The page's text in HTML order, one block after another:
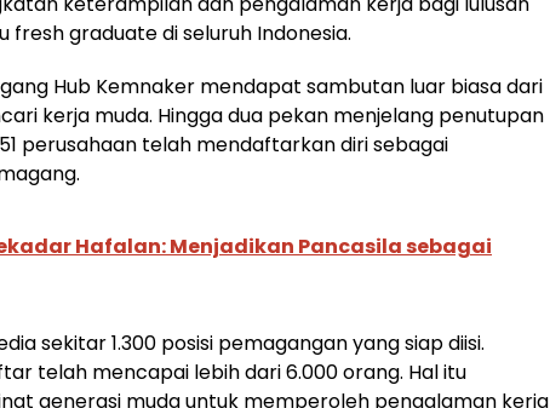
graduate di seluruh Indonesia.
Hub Kemnaker mendapat sambutan luar biasa dari
kerja muda. Hingga dua pekan menjelang penutupan
perusahaan telah mendaftarkan diri sebagai
Hafalan: Menjadikan Pancasila sebagai
sekitar 1.300 posisi pemagangan yang siap diisi.
telah mencapai lebih dari 6.000 orang. Hal itu
generasi muda untuk memperoleh pengalaman kerja